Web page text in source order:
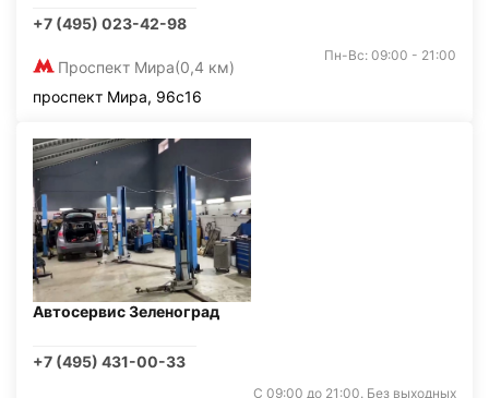
+7 (495) 023-42-98
Проспект Мира(0,4 км)
Пн-Вс: 09:00 - 21:00
проспект Мира, 96с16
Автосервис Зеленоград
+7 (495) 431-00-33
С 09:00 до 21:00. Без выходных